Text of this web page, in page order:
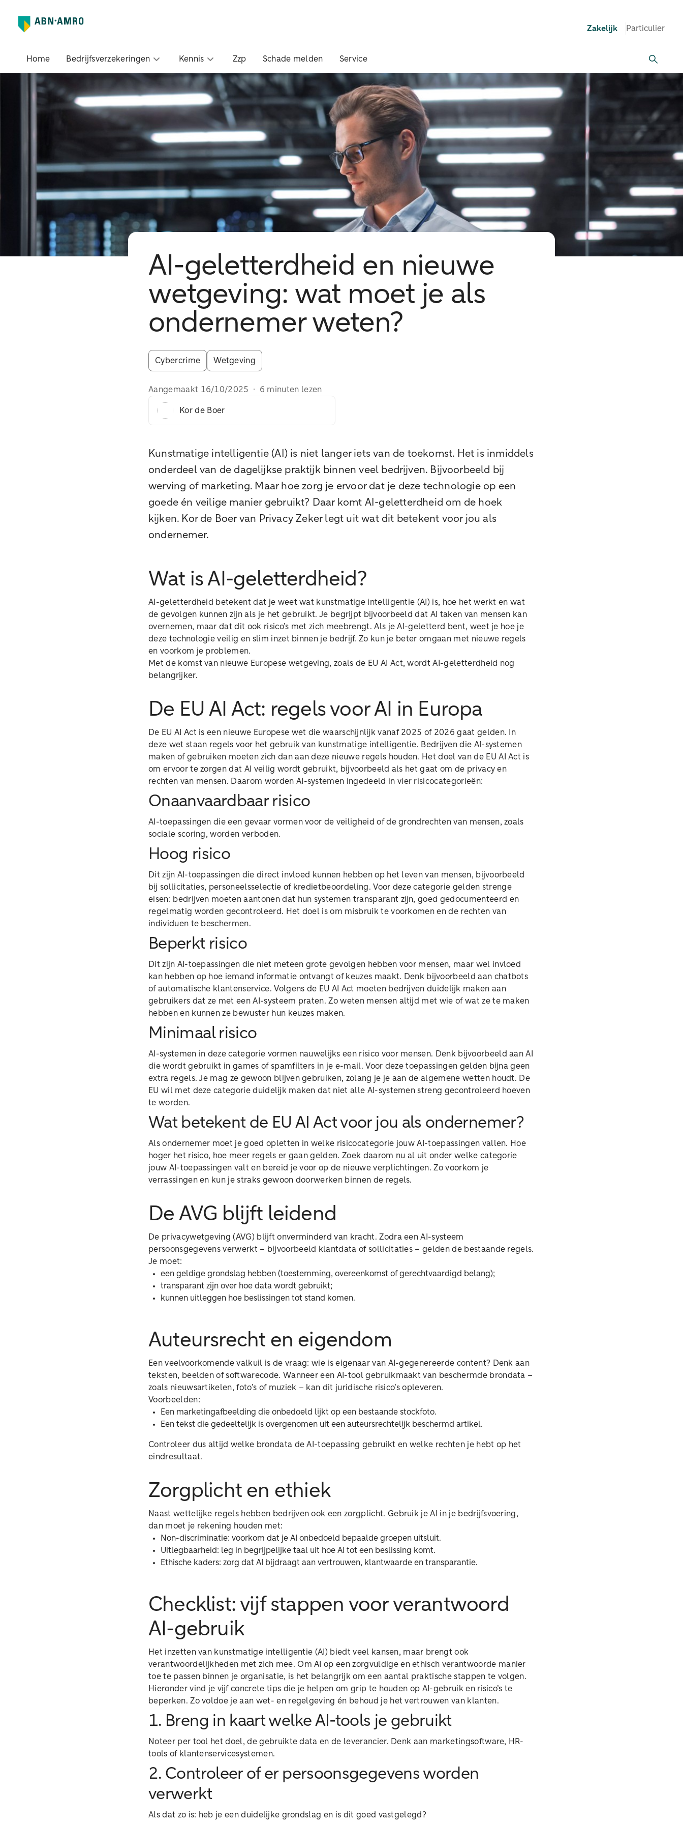
Zakelijk Particulier
Home Bedrijfsverzekeringen Kennis Zzp Schade melden Service
AI-geletterdheid en nieuwe
wetgeving: wat moet je als
ondernemer weten?
Cybercrime Wetgeving
Aangemaakt 16/10/2025 · 6 minuten lezen
Kor de Boer
Kunstmatige intelligentie (AI) is niet langer iets van de toekomst. Het is inmiddels
onderdeel van de dagelijkse praktijk binnen veel bedrijven. Bijvoorbeeld bij
werving of marketing. Maar hoe zorg je ervoor dat je deze technologie op een
goede én veilige manier gebruikt? Daar komt AI-geletterdheid om de hoek
kijken. Kor de Boer van Privacy Zeker legt uit wat dit betekent voor jou als
ondernemer.
Wat is AI-geletterdheid?
AI-geletterdheid betekent dat je weet wat kunstmatige intelligentie (AI) is, hoe het werkt en wat
de gevolgen kunnen zijn als je het gebruikt. Je begrijpt bijvoorbeeld dat AI taken van mensen kan
overnemen, maar dat dit ook risico’s met zich meebrengt. Als je AI-geletterd bent, weet je hoe je
deze technologie veilig en slim inzet binnen je bedrijf. Zo kun je beter omgaan met nieuwe regels
en voorkom je problemen.
Met de komst van nieuwe Europese wetgeving, zoals de EU AI Act, wordt AI-geletterdheid nog
belangrijker.
De EU AI Act: regels voor AI in Europa
De EU AI Act is een nieuwe Europese wet die waarschijnlijk vanaf 2025 of 2026 gaat gelden. In
deze wet staan regels voor het gebruik van kunstmatige intelligentie. Bedrijven die AI-systemen
maken of gebruiken moeten zich dan aan deze nieuwe regels houden. Het doel van de EU AI Act is
om ervoor te zorgen dat AI veilig wordt gebruikt, bijvoorbeeld als het gaat om de privacy en
rechten van mensen. Daarom worden AI-systemen ingedeeld in vier risicocategorieën:
Onaanvaardbaar risico
AI-toepassingen die een gevaar vormen voor de veiligheid of de grondrechten van mensen, zoals
sociale scoring, worden verboden.
Hoog risico
Dit zijn AI-toepassingen die direct invloed kunnen hebben op het leven van mensen, bijvoorbeeld
bij sollicitaties, personeelsselectie of kredietbeoordeling. Voor deze categorie gelden strenge
eisen: bedrijven moeten aantonen dat hun systemen transparant zijn, goed gedocumenteerd en
regelmatig worden gecontroleerd. Het doel is om misbruik te voorkomen en de rechten van
individuen te beschermen.
Beperkt risico
Dit zijn AI-toepassingen die niet meteen grote gevolgen hebben voor mensen, maar wel invloed
kan hebben op hoe iemand informatie ontvangt of keuzes maakt. Denk bijvoorbeeld aan chatbots
of automatische klantenservice. Volgens de EU AI Act moeten bedrijven duidelijk maken aan
gebruikers dat ze met een AI-systeem praten. Zo weten mensen altijd met wie of wat ze te maken
hebben en kunnen ze bewuster hun keuzes maken.
Minimaal risico
AI-systemen in deze categorie vormen nauwelijks een risico voor mensen. Denk bijvoorbeeld aan AI
die wordt gebruikt in games of spamfilters in je e-mail. Voor deze toepassingen gelden bijna geen
extra regels. Je mag ze gewoon blijven gebruiken, zolang je je aan de algemene wetten houdt. De
EU wil met deze categorie duidelijk maken dat niet alle AI-systemen streng gecontroleerd hoeven
te worden.
Wat betekent de EU AI Act voor jou als ondernemer?
Als ondernemer moet je goed opletten in welke risicocategorie jouw AI-toepassingen vallen. Hoe
hoger het risico, hoe meer regels er gaan gelden. Zoek daarom nu al uit onder welke categorie
jouw AI-toepassingen valt en bereid je voor op de nieuwe verplichtingen. Zo voorkom je
verrassingen en kun je straks gewoon doorwerken binnen de regels.
De AVG blijft leidend
De privacywetgeving (AVG) blijft onverminderd van kracht. Zodra een AI-systeem
persoonsgegevens verwerkt – bijvoorbeeld klantdata of sollicitaties – gelden de bestaande regels.
Je moet:
een geldige grondslag hebben (toestemming, overeenkomst of gerechtvaardigd belang);
transparant zijn over hoe data wordt gebruikt;
kunnen uitleggen hoe beslissingen tot stand komen.
Auteursrecht en eigendom
Een veelvoorkomende valkuil is de vraag: wie is eigenaar van AI-gegenereerde content? Denk aan
teksten, beelden of softwarecode. Wanneer een AI-tool gebruikmaakt van beschermde brondata –
zoals nieuwsartikelen, foto’s of muziek – kan dit juridische risico’s opleveren.
Voorbeelden:
Een marketingafbeelding die onbedoeld lijkt op een bestaande stockfoto.
Een tekst die gedeeltelijk is overgenomen uit een auteursrechtelijk beschermd artikel.
Controleer dus altijd welke brondata de AI-toepassing gebruikt en welke rechten je hebt op het
eindresultaat.
Zorgplicht en ethiek
Naast wettelijke regels hebben bedrijven ook een zorgplicht. Gebruik je AI in je bedrijfsvoering,
dan moet je rekening houden met:
Non-discriminatie: voorkom dat je AI onbedoeld bepaalde groepen uitsluit.
Uitlegbaarheid: leg in begrijpelijke taal uit hoe AI tot een beslissing komt.
Ethische kaders: zorg dat AI bijdraagt aan vertrouwen, klantwaarde en transparantie.
Checklist: vijf stappen voor verantwoord
AI-gebruik
Het inzetten van kunstmatige intelligentie (AI) biedt veel kansen, maar brengt ook
verantwoordelijkheden met zich mee. Om AI op een zorgvuldige en ethisch verantwoorde manier
toe te passen binnen je organisatie, is het belangrijk om een aantal praktische stappen te volgen.
Hieronder vind je vijf concrete tips die je helpen om grip te houden op AI-gebruik en risico’s te
beperken. Zo voldoe je aan wet- en regelgeving én behoud je het vertrouwen van klanten.
1. Breng in kaart welke AI-tools je gebruikt
Noteer per tool het doel, de gebruikte data en de leverancier. Denk aan marketingsoftware, HR-
tools of klantenservicesystemen.
2. Controleer of er persoonsgegevens worden
verwerkt
Als dat zo is: heb je een duidelijke grondslag en is dit goed vastgelegd?